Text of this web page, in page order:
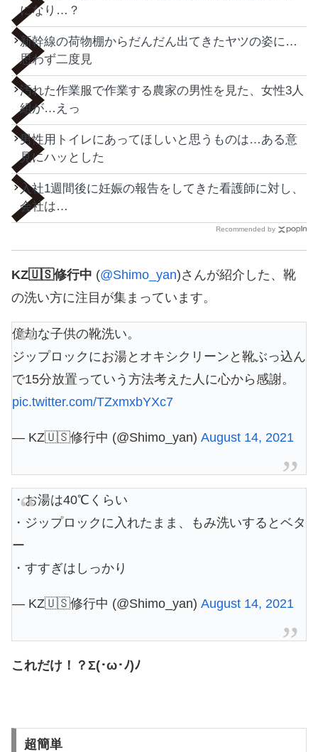
になり…？
新幹線の荷物棚からだんだん出てきたヤツの姿に…
思わず二度見
汚れた作業服で作業する農家の男性を見た、女性3人
組が…えっ
男性用トイレにあってほしいと思うものは…ある意
見にハッとした
入社1週間後に妊娠の報告をしてきた看護師に対し、
会社は…
Recommended by
KZ🇺🇸修行中 (@Shimo_yan)さんが紹介した、靴
の洗い方に注目が集まっています。
億劫な子供の靴洗い。
ジップロックにお湯とオキシクリーンと靴ぶっ込ん
で15分放置っていう方法考えた人に心から感謝。
pic.twitter.com/TZxmxbYXc7
— KZ🇺🇸修行中 (@Shimo_yan) August 14, 2021
・お湯は40℃くらい
・ジップロックに入れたまま、もみ洗いするとベタ
ー
・すすぎはしっかり
— KZ🇺🇸修行中 (@Shimo_yan) August 14, 2021
これだけ！？Σ(･ω･ﾉ)ﾉ
超簡単